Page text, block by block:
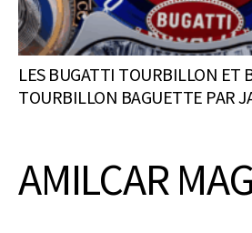
LES BUGATTI TOURBILLON ET
TOURBILLON BAGUETTE PAR
AMILCAR